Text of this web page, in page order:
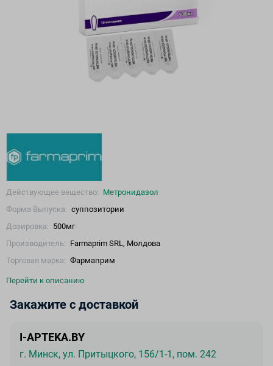
Действующее вещество: Метронидазол
Форма Выпуска: суппозитории
Дозировка: 500мг
Производитель: Farmaprim SRL, Молдова
Торговая марка: Фармаприм
Перейти к описанию
Закажите с доставкой
I-APTEKA.BY
г. Минск, ул. Притыцкого, 156/1-1, пом. 242